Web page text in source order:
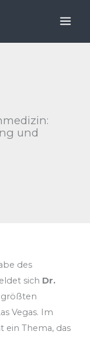
und
des
sich Dr.
größten
Vegas. Im
ein Thema, das